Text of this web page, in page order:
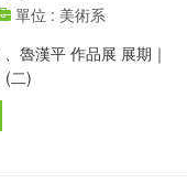
單位 : 美術系
魯漢平 作品展 展期｜
(二)